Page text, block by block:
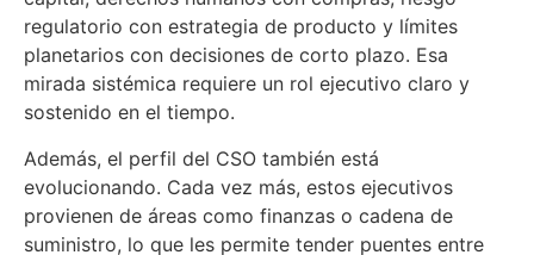
regulatorio con estrategia de producto y límites
planetarios con decisiones de corto plazo. Esa
mirada sistémica requiere un rol ejecutivo claro y
sostenido en el tiempo.
Además, el perfil del CSO también está
evolucionando. Cada vez más, estos ejecutivos
provienen de áreas como finanzas o cadena de
suministro, lo que les permite tender puentes entre